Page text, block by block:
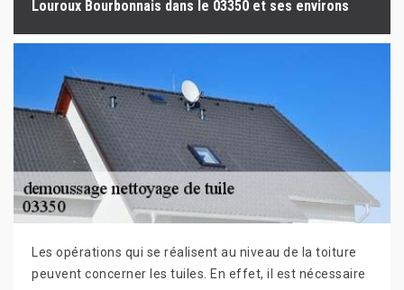
Louroux Bourbonnais dans le 03350 et ses environs
Les opérations qui se réalisent au niveau de la toiture
peuvent concerner les tuiles. En effet, il est nécessaire